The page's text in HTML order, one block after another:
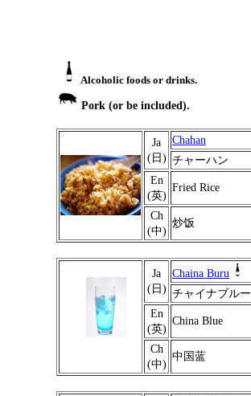
Alcoholic foods or drinks.
Pork (or be included).
Ja
(日)
Chahan
チャーハン
En
(英)
Fried Rice
Ch
(中)
炒饭
Ja
(日)
Chaina Buru
チャイナブルー
En
(英)
China Blue
Ch
(中)
中国蓝